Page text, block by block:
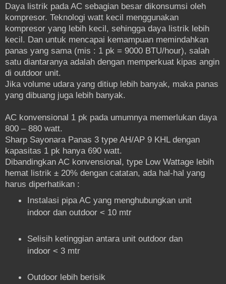
Daya listrik pada AC sebagian besar dikonsumsi oleh
kompresor. Teknologi watt kecil menggunakan
kompresor yang lebih kecil, sehingga daya listrik lebih
kecil. Dan untuk mencapai kemampuan memindahkan
panas yang sama (mis : 1 pk = 9000 BTU/hour), salah
satu diantaranya adalah dengan memperkuat kipas angin
di outdoor unit.
Jika volume udara yang ditiup lebih banyak, maka panas
yang dibuang juga lebih banyak.
AC konvensional 1 pk pada umumnya memerlukan daya
800 – 880 watt.
Sharp Sayonara Panas 3 type AH/AP 9 KHL dengan
kapasitas 1 pk hanya 690 watt.
Dibandingkan AC konvensional, type Low Wattage lebih
hemat listrik ± 20% dengan catatan, ada hal-hal yang
harus diperhatikan :
Instalasi pipa AC yang menghubungkan unit
indoor dan outdoor < 10 mtr
Selisih ketinggian antara unit outdoor dan
indoor < 3 mtr
Outdoor lebih berisik